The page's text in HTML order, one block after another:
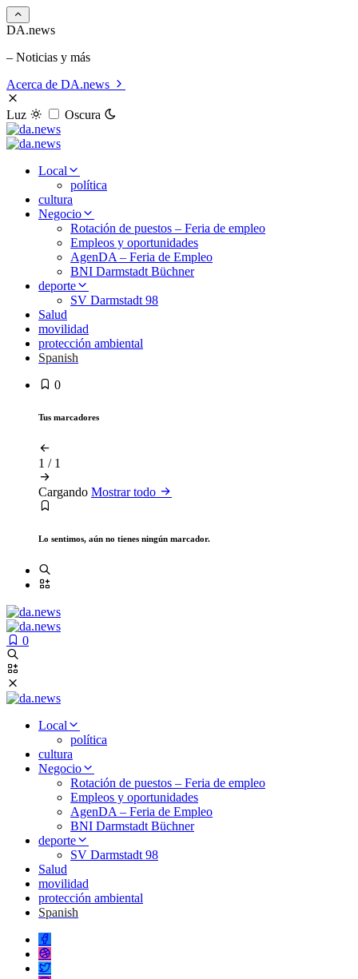
DA.news
– Noticias y más
Acerca de DA.news
Luz Oscura
Local
política
cultura
Negocio
Rotación de puestos – Feria de empleo
Empleos y oportunidades
AgenDA – Feria de Empleo
BNI Darmstadt Büchner
deporte
SV Darmstadt 98
Salud
movilidad
protección ambiental
Spanish
0
Tus marcadores
1 / 1
Cargando Mostrar todo
Lo sentimos, aún no tienes ningún marcador.
0
Local
política
cultura
Negocio
Rotación de puestos – Feria de empleo
Empleos y oportunidades
AgenDA – Feria de Empleo
BNI Darmstadt Büchner
deporte
SV Darmstadt 98
Salud
movilidad
protección ambiental
Spanish